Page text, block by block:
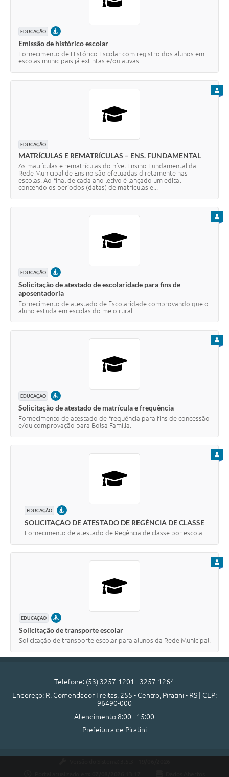
EDUCAÇÃO PRESENCIAL
Emissão de histórico escolar
Fornecimento de Histórico Escolar com registro dos alunos em
escolas municipais já extintas e/ou ativas.
EDUCAÇÃO
MATRÍCULAS E REMATRÍCULAS – ENS. FUNDAMENTAL
As matrículas e rematrículas do nível Ensino Fundamental da
Rede Municipal de Ensino são efetuadas diretamente nas
escolas. Ao final de cada ano letivo é lançado um edital
contendo os períodos (datas) de matrículas e...
EDUCAÇÃO PRESENCIAL
Solicitação de atestado de escolaridade para fins de
aposentadoria
Fornecimento de atestado de Escolaridade comprovando que o
aluno estuda em escolas do meio rural.
EDUCAÇÃO PRESENCIAL
Solicitação de atestado de matrícula e frequência
Fornecimento de atestado de frequência para fins de concessão
e/ou comprovação para Bolsa Família.
EDUCAÇÃO PRESENCIAL
SOLICITAÇÃO DE ATESTADO DE REGÊNCIA DE CLASSE
Fornecimento de atestado de Regência de classe por escola.
EDUCAÇÃO PRESENCIAL
Solicitação de transporte escolar
Solicitação de transporte escolar para alunos da Rede Municipal.
Telefone: (53) 3257-1201 - 3257-1264
Endereço: R. Comendador Freitas, 255 - Centro, Piratini - RS | CEP:
96490-000
Atendimento 8:00 - 15:00
Prefeitura de Piratini